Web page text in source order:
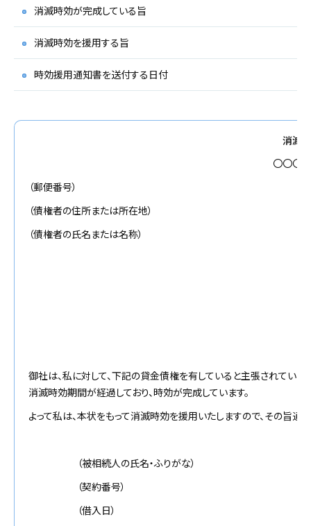
消滅時効が完成している旨
消滅時効を援用する旨
時効援用通知書を送付する日付
消滅
〇〇〇
（郵便番号）
（債権者の住所または所在地）
（債権者の氏名または名称）
御社は、私に対して、下記の貸金債権を有していると主張されてい
消滅時効期間が経過しており、時効が完成しています。
よって私は、本状をもって消滅時効を援用いたしますので、その旨通知
（被相続人の氏名・ふりがな）
（契約番号）
（借入日）